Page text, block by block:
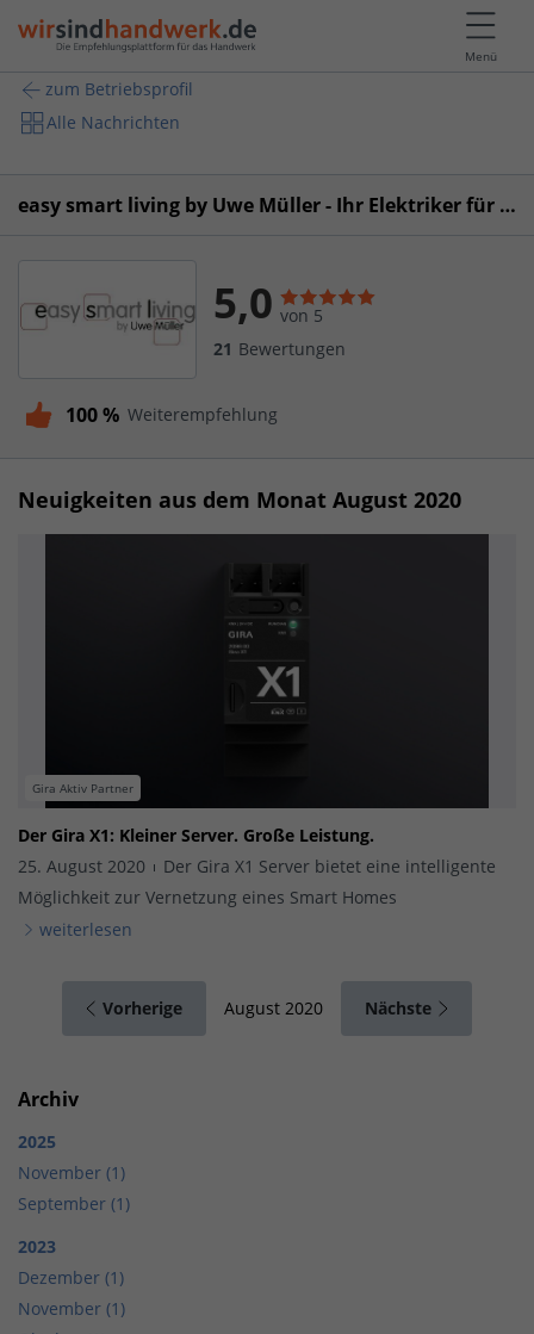
Menü
zum Betriebsprofil
Alle Nachrichten
easy smart living by Uwe Müller - Ihr Elektriker für Smart Home in Hamburg
5,0 von 5
21 Bewertungen
100 % Weiterempfehlung
Neuigkeiten aus dem Monat August 2020
Gira Aktiv Partner
Der Gira X1: Kleiner Server. Große Leistung.
25. August 2020
Der Gira X1 Server bietet eine intelligente
Möglichkeit zur Vernetzung eines Smart Homes
weiterlesen
Vorherige August 2020 Nächste
Archiv
2025
November (1)
September (1)
2023
Dezember (1)
November (1)